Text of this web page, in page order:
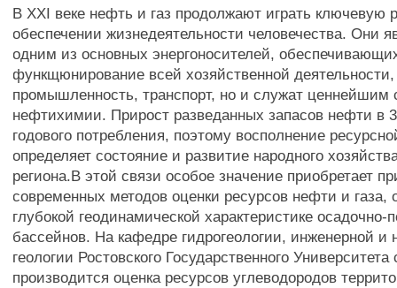
В XXI веке нефть и газ продолжают играть ключевую
обеспечении жизнедеятельности человечества. Они
одним из основных энергоносителей,
функщюнирование всей хозяйственной
промышленность, транспорт, но и служат
нефтихимии. Прирост разведанных запасов нефти в
годового потребления, поэтому восполнение
определяет состояние и развитие народного
региона.В этой связи особое значение приобретает
современных методов оценки ресурсов нефти и газа,
глубокой геодинамической характеристике осадочно-
бассейнов. На кафедре гидрогеологии, инженерной и
геологии Ростовского Государственного Университета
производится оценка ресурсов углеводородов